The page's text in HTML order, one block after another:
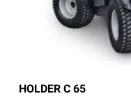
HOLDER C 65